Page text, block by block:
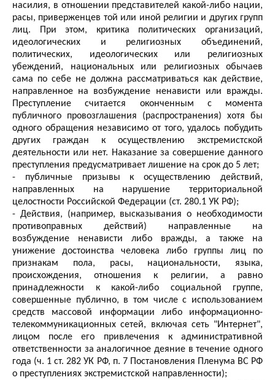
насилия, в отношении представителей какой-либо нации,
расы, приверженцев той или иной религии и других групп
лиц. При этом, критика политических организаций,
идеологических и религиозных объединений,
политических, идеологических или религиозных
убеждений, национальных или религиозных обычаев
сама по себе не должна рассматриваться как действие,
направленное на возбуждение ненависти или вражды.
Преступление считается оконченным с момента
публичного провозглашения (распространения) хотя бы
одного обращения независимо от того, удалось побудить
других граждан к осуществлению экстремистской
деятельности или нет. Наказание за совершение данного
преступления предусматривает лишение на срок до 5 лет;
- публичные призывы к осуществлению действий,
направленных на нарушение территориальной
целостности Российской Федерации (ст. 280.1 УК РФ);
- Действия, (например, высказывания о необходимости
противоправных действий) направленные на
возбуждение ненависти либо вражды, а также на
унижение достоинства человека либо группы лиц по
признакам пола, расы, национальности, языка,
происхождения, отношения к религии, а равно
принадлежности к какой-либо социальной группе,
совершенные публично, в том числе с использованием
средств массовой информации либо информационно-
телекоммуникационных сетей, включая сеть "Интернет",
лицом после его привлечения к административной
ответственности за аналогичное деяние в течение одного
года (ч. 1 ст. 282 УК РФ, п. 7 Постановления Пленума ВС РФ
о преступлениях экстремистской направленности);